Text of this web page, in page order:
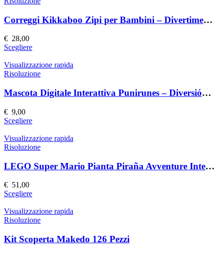
del
prodotto
Le
opzioni
scelte
nella
pagina
del
prodotto
Correggi Kikkaboo Zipi per Bambini – Divertimento e Sicurezza
€ 28,00
ScegliereQuesto
ha
più
Le
opzioni
scelte
nella
pagina
del
prodotto
Visualizzazione rapida
Risoluzione
Mascota Digitale Interattiva Punirunes – Diversión y Compañía Virtual
€ 9,00
ScegliereQuesto
ha
più
Le
opzioni
scelte
nella
pagina
del
prodotto
Visualizzazione rapida
Risoluzione
LEGO Super Mario Pianta Piraña Avventure Interattive
€ 51,00
ScegliereQuesto
ha
più
Le
opzioni
Visualizzazione rapida
Risoluzione
Kit Scoperta Makedo 126 Pezzi